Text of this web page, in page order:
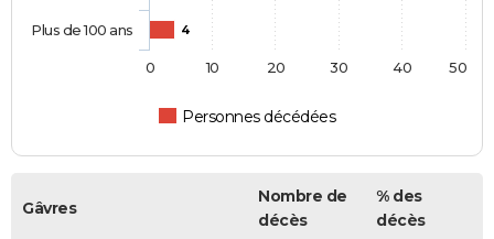
4
Personnes décédées
Plus de 100 ans
0 10 20 30 40 50
Gâvres
Nombre de
décès
% des
décès